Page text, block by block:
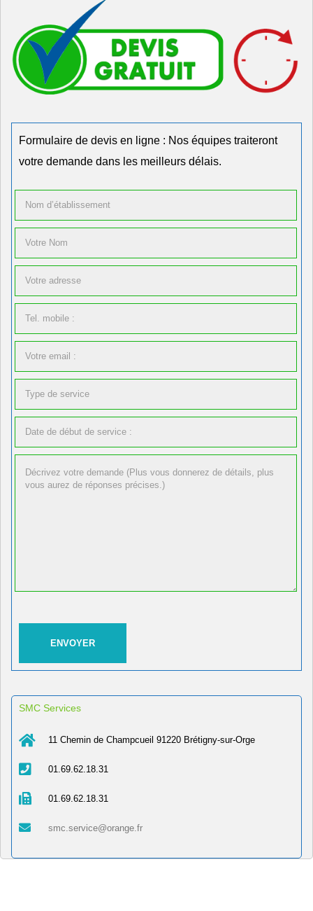
Formulaire de devis en ligne : Nos équipes traiteront
votre demande dans les meilleurs délais.
SMC Services
11 Chemin de Champcueil 91220 Brétigny-sur-Orge
01.69.62.18.31
01.69.62.18.31
smc.service@orange.fr